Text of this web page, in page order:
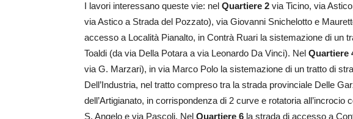
I lavori interessano queste vie: nel Quartiere 2 via Ticino, via
via Astico a Strada del Pozzato), via Giovanni Snichelotto e
accesso a Località Pianalto, in Contrà Ruari la sistemazione di un
Toaldi (da via Della Potara a via Leonardo Da Vinci). Nel Quartiere
via G. Marzari), in via Marco Polo la sistemazione di un tratto di
Dell’Industria, nel tratto compreso tra la strada provinciale Delle
dell’Artigianato, in corrispondenza di 2 curve e rotatoria
S. Angelo e via Pascoli. Nel Quartiere 6 la strada di accesso a